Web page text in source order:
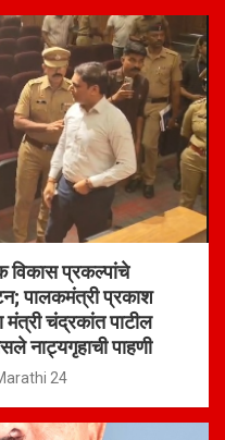
प्रकल्पांचे
पालकमंत्री प्रकाश
चंद्रकांत पाटील
नाट्यगृहाची पाहणी
24